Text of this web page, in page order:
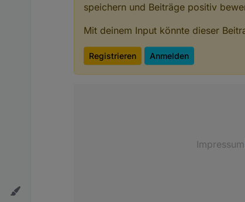
speichern und Beiträge positiv
Mit deinem Input könnte dieser
Registrieren Anmelden
Impressum